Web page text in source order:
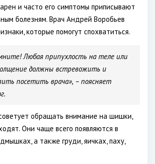
и часто его симптомы приписывают
болезням. Врач Андрей Воробьев
которые помогут спохватиться.
Любая припухлость на теле или
должны встревожить и
посетить врача», – поясняет
обращать внимание на шишки,
Они чаще всего появляются в
а также груди, яичках, паху,